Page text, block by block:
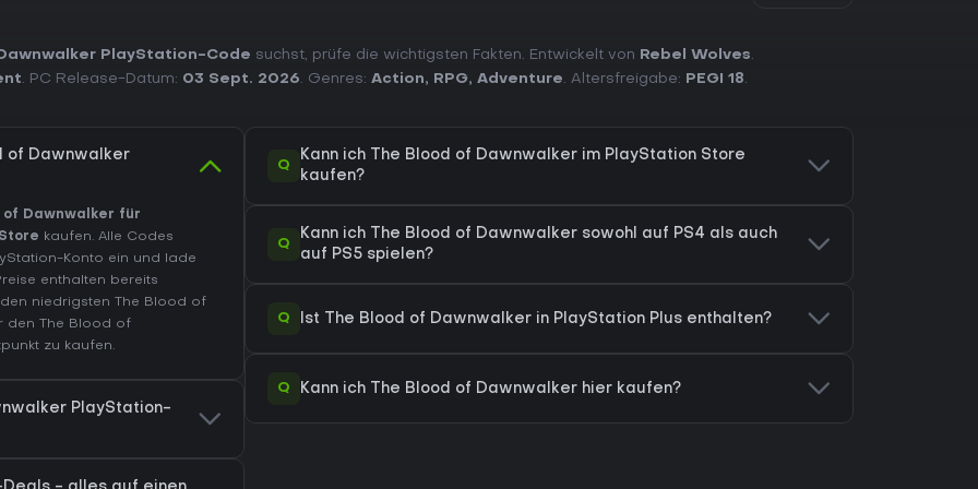
PlayStation-Code suchst, prüfe die wichtigsten Fakten. Entwickelt von Rebel Wolves.
. PC Release-Datum: 03 Sept. 2026. Genres: Action, RPG, Adventure. Altersfreigabe: PEGI 18.
of Dawnwalker
of Dawnwalker für
kaufen. Alle Codes
Konto ein und lade
enthalten bereits
niedrigsten The Blood of
den The Blood of
zu kaufen.
PlayStation-
Q
Kann ich The Blood of Dawnwalker im PlayStation Store
kaufen?
Q
Kann ich The Blood of Dawnwalker sowohl auf PS4 als auch
auf PS5 spielen?
Q Ist The Blood of Dawnwalker in PlayStation Plus enthalten?
Q Kann ich The Blood of Dawnwalker hier kaufen?